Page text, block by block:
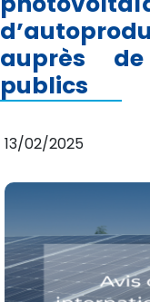
auprès
publics
13/02/2025